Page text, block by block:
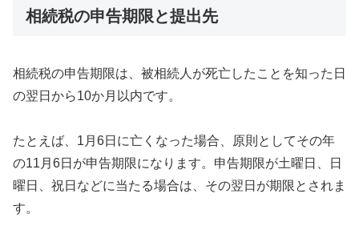
相続税の申告期限と提出先
相続税の申告期限は、被相続人が死亡したことを知った日
の翌日から10か月以内です。
たとえば、1月6日に亡くなった場合、原則としてその年
の11月6日が申告期限になります。申告期限が土曜日、日
曜日、祝日などに当たる場合は、その翌日が期限とされま
す。